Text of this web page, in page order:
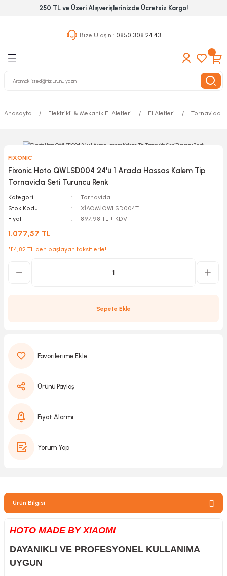
250 TL ve Üzeri Alışverişlerinizde Ücretsiz Kargo!
Bize Ulaşın : 0850 308 24 43
Geri Dön
Geri Dön
& Nalburiye
Grubu
Geri Dön
Anasayfa Elektrikli & Mekanik El Aletleri El Aletleri Tornavida
FIXONIC
Fixonic Hoto QWLSD004 24'ü 1 Arada Hassas Kalem Tip
Tornavida Seti Turuncu Renk
Kategori
Tornavida
Stok Kodu
XİAOMİQWLSD004T
Fiyat
897,98 TL + KDV
1.077,57 TL
*114,82 TL den başlayan taksitlerle!
Sepete Ekle
Ürünü Paylaş
Fiyat Alarmı
Yorum Yap
Ürün Bilgisi
HOTO MADE BY XIAOMI
DAYANIKLI VE PROFESYONEL KULLANIMA
UYGUN